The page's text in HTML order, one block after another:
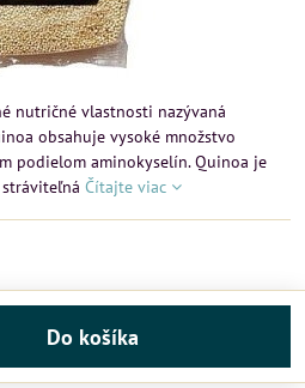
nutričné vlastnosti nazývaná
obsahuje vysoké množstvo
podielom aminokyselín. Quinoa je
Čítajte viac
Do košíka